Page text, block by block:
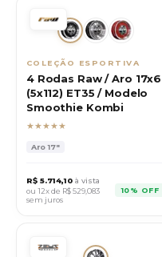
COLEÇÃO ESPORTIVA
4 Rodas Raw / Aro 17x6
(5x112) ET35 / Modelo
Smoothie Kombi
★★★★★
Aro17"
R$ 5.714,10 à vista
ou 12x de R$529,083
sem juros
10% OFF